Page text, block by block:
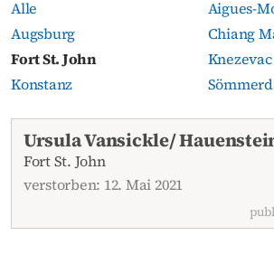
Alle
Aigues-
Augsburg
Chiang
Fort St. John
Konstanz
Aktuelle Todesanzeigen
Ursula Vansickle/
Fort St. John
verstorben: 12. Mai 2021